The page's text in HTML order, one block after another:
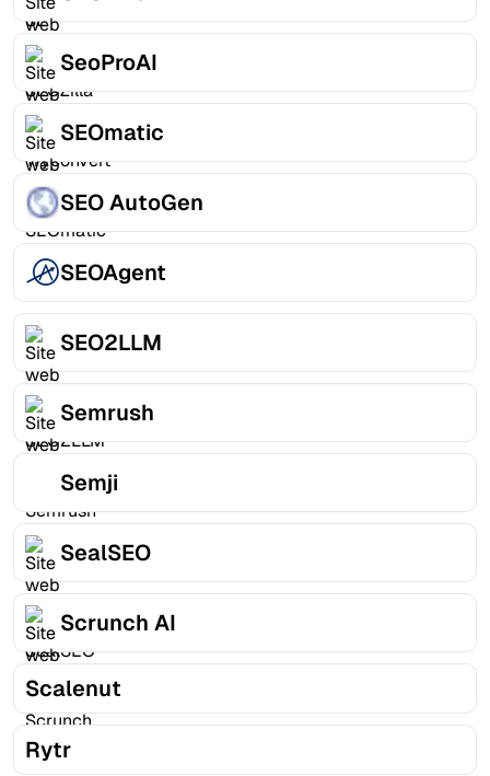
SeoProAI
SEOmatic
SEO AutoGen
SEOAgent
SEO2LLM
Semrush
Semji
SealSEO
Scrunch AI
Scalenut
Rytr